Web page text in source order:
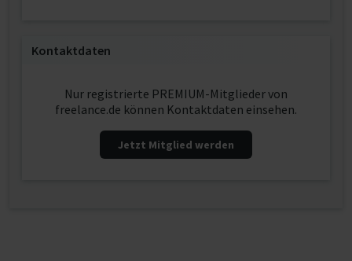
Kontaktdaten
Nur registrierte PREMIUM-Mitglieder von
freelance.de können Kontaktdaten einsehen.
Jetzt Mitglied werden